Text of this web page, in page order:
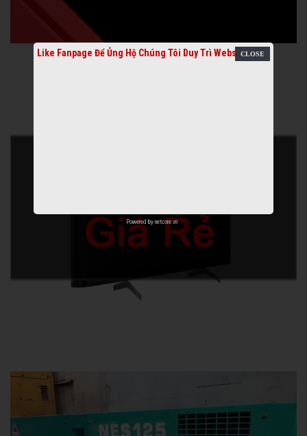
Like Fanpage Để Ủng Hộ Chúng Tôi Duy Trì Website
Powered by netcore.vn